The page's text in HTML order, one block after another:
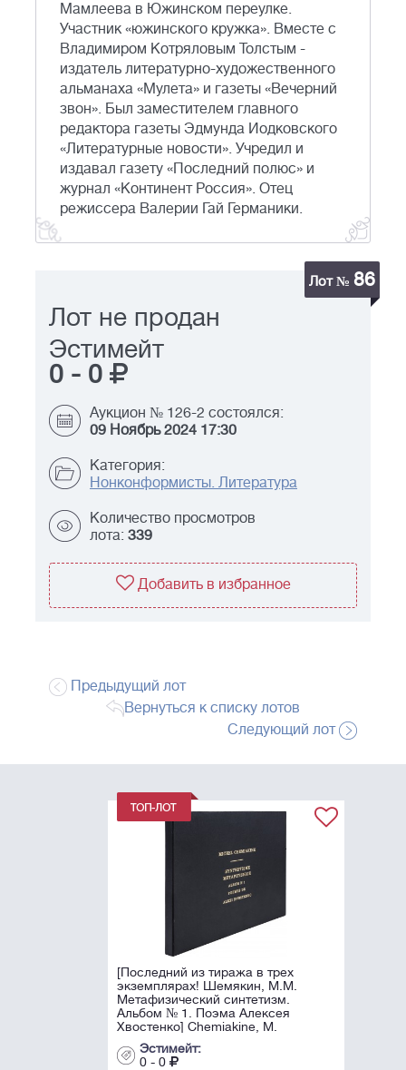
Мамлеева в Южинском переулке.
Участник «южинского кружка». Вместе с
Владимиром Котряловым Толстым -
издатель литературно-художественного
альманаха «Мулета» и газеты «Вечерний
звон». Был заместителем главного
редактора газеты Эдмунда Иодковского
«Литературные новости». Учредил и
издавал газету «Последний полюс» и
журнал «Континент Россия». Отец
режиссера Валерии Гай Германики.
Лот № 86
Лот не продан
Эстимейт
0 - 0
Аукцион № 126-2 состоялся:
09 Ноябрь 2024 17:30
Категория:
Нонконформисты. Литература
Количество просмотров
лота: 339
Добавить в избранное
Предыдущий лот
Вернуться к списку лотов
Следующий лот
[Последний из тиража в трех
экземплярах! Шемякин, М.М.
Метафизический синтетизм.
Альбом № 1. Поэма Алексея
Хвостенко] Chemiakine, М.
Synthétisme ...
Эстимейт:
0 - 0